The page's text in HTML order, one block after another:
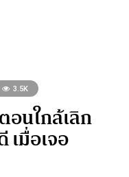
3.5K
อนใกล้เลิก
เมื่อเจอ